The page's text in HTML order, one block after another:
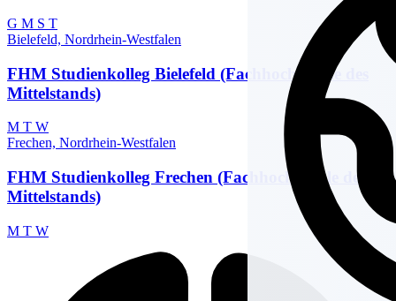
G M S T
Bielefeld, Nordrhein-Westfalen
FHM Studienkolleg Bielefeld (Fachhochschule des
Mittelstands)
M T W
Frechen, Nordrhein-Westfalen
FHM Studienkolleg Frechen (Fachhochschule des
Mittelstands)
M T W